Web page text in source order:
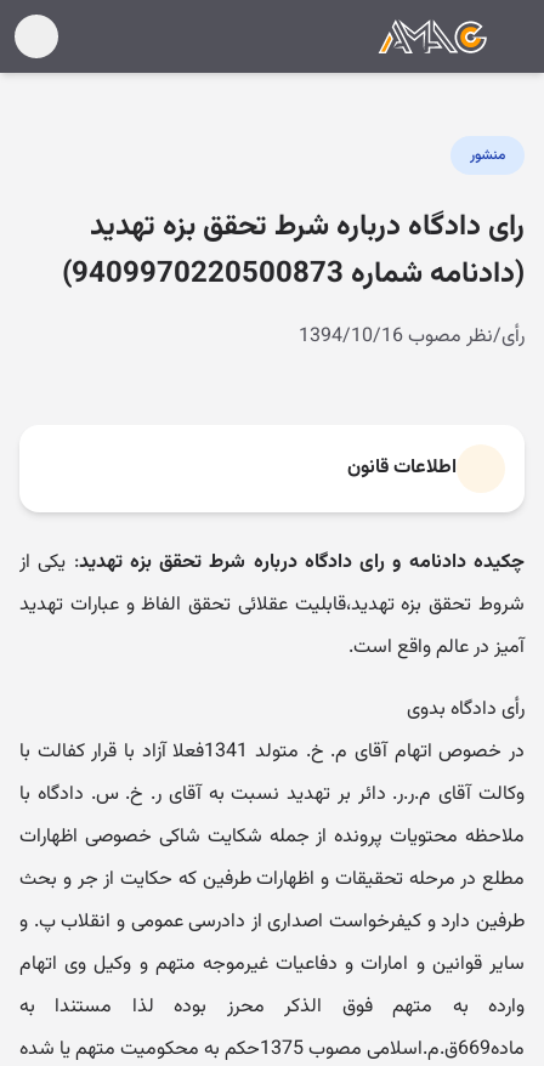
منشور
رای دادگاه درباره شرط تحقق بزه تهدید
(دادنامه شماره 9409970220500873)
رأی/نظر مصوب 1394/10/16
اطلاعات قانون
چکیده دادنامه و رای دادگاه درباره شرط تحقق بزه تهدید: یکی از
شروط تحقق بزه تهدید،قابلیت عقلائی تحقق الفاظ و عبارات تهدید
آمیز در عالم واقع است.
رأی دادگاه بدوی
در خصوص اتهام آقای م. خ. متولد 1341فعلا آزاد با قرار کفالت با
وکالت آقای م.ر.ر. دائر بر تهدید نسبت به آقای ر. خ. س. دادگاه با
ملاحظه محتویات پرونده از جمله شکایت شاکی خصوصی اظهارات
مطلع در مرحله تحقیقات و اظهارات طرفین که حکایت از جر و بحث
طرفین دارد و کیفرخواست اصداری از دادرسی عمومی و انقلاب پ. و
سایر قوانین و امارات و دفاعیات غیرموجه متهم و وکیل وی اتهام
وارده به متهم فوق الذکر محرز بوده لذا مستندا به
ماده669ق.م.اسلامی مصوب 1375حکم به محکومیت متهم یا شده